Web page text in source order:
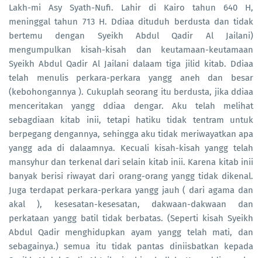
Lakh-mi Asy Syath-Nufi. Lahir di Kairo tahun 640 H,
meninggal tahun 713 H. Ddiaa dituduh berdusta dan tidak
bertemu dengan Syeikh Abdul Qadir Al Jailani)
mengumpulkan kisah-kisah dan keutamaan-keutamaan
Syeikh Abdul Qadir Al Jailani dalaam tiga jilid kitab. Ddiaa
telah menulis perkara-perkara yangg aneh dan besar
(kebohongannya ). Cukuplah seorang itu berdusta, jika ddiaa
menceritakan yangg ddiaa dengar. Aku telah melihat
sebagdiaan kitab inii, tetapi hatiku tidak tentram untuk
berpegang dengannya, sehingga aku tidak meriwayatkan apa
yangg ada di dalaamnya. Kecuali kisah-kisah yangg telah
mansyhur dan terkenal dari selain kitab inii. Karena kitab inii
banyak berisi riwayat dari orang-orang yangg tidak dikenal.
Juga terdapat perkara-perkara yangg jauh ( dari agama dan
akal ), kesesatan-kesesatan, dakwaan-dakwaan dan
perkataan yangg batil tidak berbatas. (Seperti kisah Syeikh
Abdul Qadir menghidupkan ayam yangg telah mati, dan
sebagainya.) semua itu tidak pantas diniisbatkan kepada